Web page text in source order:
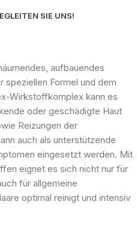
SIE UNS!
aufbauendes
speziellen Formel und dem
Wirkstoffkomplex kann es
oder geschädigte Haut
Reizungen der
auch als unterstützende
eingesetzt werden. Mit
eignet es sich nicht nur für
für allgemeine
optimal reinigt und intensiv